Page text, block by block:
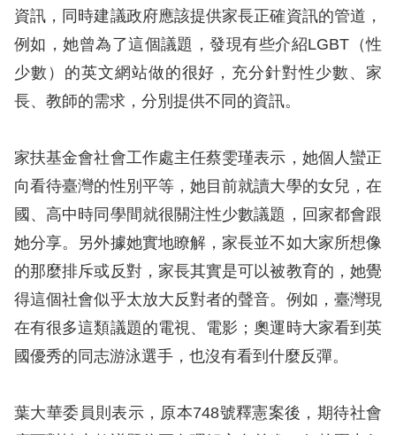
政
策
政
府
站
資
料
開
放
宣
告
障
資訊，同時建議政府應該提供家長正確資訊的管道，
例如，她曾為了這個議題，發現有些介紹LGBT（性
少數）的英文網站做的很好，充分針對性少數、家
長、教師的需求，分別提供不同的資訊。
家扶基金會社會工作處主任蔡雯瑾表示，她個人蠻正
向看待臺灣的性別平等，她目前就讀大學的女兒，在
國、高中時同學間就很關注性少數議題，回家都會跟
她分享。另外據她實地瞭解，家長並不如大家所想像
的那麼排斥或反對，家長其實是可以被教育的，她覺
得這個社會似乎太放大反對者的聲音。例如，臺灣現
在有很多這類議題的電視、電影；奧運時大家看到英
國優秀的同志游泳選手，也沒有看到什麼反彈。
葉大華委員則表示，原本748號釋憲案後，期待社會